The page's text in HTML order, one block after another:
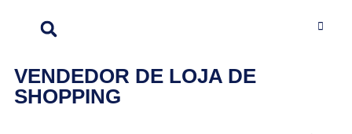
VENDEDOR DE LOJA DE
SHOPPING